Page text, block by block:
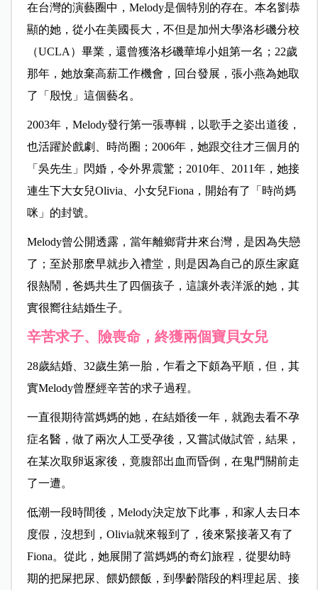
在台灣的演藝圈中，Melody是個特別的存在。本名劉恭
顯的她，從小在美國長大，不但是加州大學洛杉磯分校
（UCLA）畢業，還曾獲洛杉磯華埠小姐第一名；22歲
那年，她放棄高薪工作機會，回台發展，張小燕為她取
了「殷悅」這個藝名。
2003年，Melody發行第一張專輯，以歌手之姿出道後，
也活躍於戲劇、時尚圈；2006年，她跟交往才三個月的
「吳先生」閃婚，令外界震驚；2010年、2011年，她接
連生下大女兒Olivia、小女兒Fiona，開始有了「時尚媽
咪」的封號。
Melody曾公開透露，當年離鄉背井來台灣，是因為失戀
了；至於那麽早就步入禮堂，則是因為自己的原生家庭
很熱鬧，爸媽共生了四個孩子，這讓外表洋派的她，其
實很嚮往結婚生子。
辛苦求子、險喪命，終獲兩個寶貝女兒
28歲結婚、32歲生第一胎，乍看之下頗為平順，但，其
實Melody曾歷經辛苦的求子過程。
一直很期待當媽媽的她，在結婚後一年，就跑去看不孕
症名醫，做了兩次人工受孕後，又嘗試做試管，結果，
在某次取卵返家後，竟腹部出血而昏倒，在鬼門關前走
了一遭。
低潮一段時間後，Melody決定放下此事，和家人去日本
度假，沒想到，Olivia就來報到了，後來緊接著又有了
Fiona。從此，她展開了當媽媽的奇幻旅程，從嬰幼時
期的把屎把尿、餵奶餵飯，到學齡階段的料理起居、接